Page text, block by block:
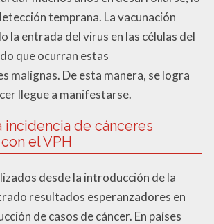
temprana. La vacunación
la entrada del virus en las células del
que ocurran estas
malignas. De esta manera, se logra
llegue a manifestarse.
incidencia de cánceres
el VPH
desde la introducción de la
resultados esperanzadores en
de casos de cáncer. En países